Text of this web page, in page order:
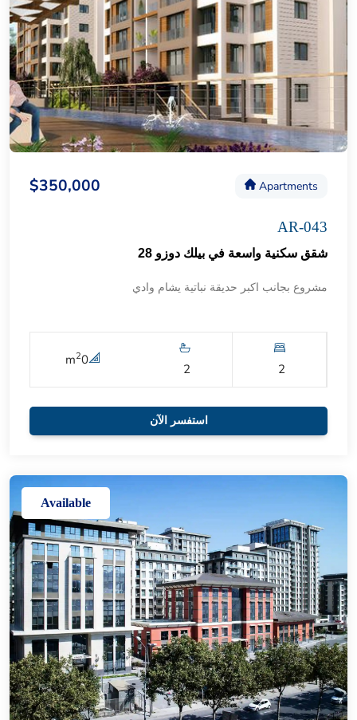
Apartments
$350,000
AR-043
شقق سكنية واسعة في بيلك دوزو 28
مشروع بجانب اكبر حديقة نباتية يشام وادي
2
2
0
m2
استفسر الآن
Available